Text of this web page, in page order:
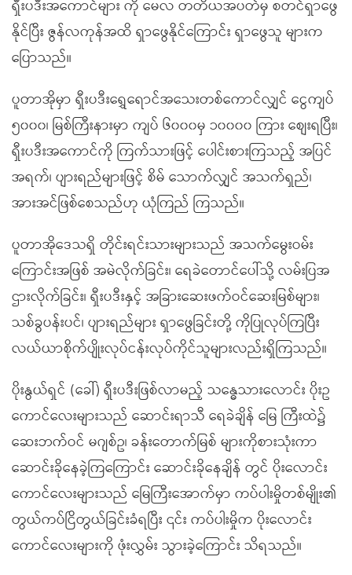
ရှီးပဒီးအကောင်များ ကို မေလ တတိယအပတ်မှ စတင်ရှာဖွေ
နိုင်ပြီး ဇွန်လကုန်အထိ ရှာဖွေနိုင်ကြောင်း ရှာဖွေသူ များက
ပြောသည်။
ပူတာအိုမှာ ရှီးပဒီးရွှေရောင်အသေးတစ်ကောင်လျှင် ငွေကျပ်
၅၀၀၀၊ မြစ်ကြီးနားမှာ ကျပ် ၆၀၀၀မှ ၁၀၀၀၀ ကြား စျေးရပြီး၊
ရှီးပဒီးအကောင်ကို ကြက်သားဖြင့် ပေါင်းစားကြသည့် အပြင်
အရက်၊ ပျားရည်များဖြင့် စိမ် သောက်လျှင် အသက်ရှည်၊
အားအင်ဖြစ်စေသည်ဟု ယုံကြည် ကြသည်။
ပူတာအိုဒေသရှိ တိုင်းရင်းသားများသည် အသက်မွေးဝမ်း
ကြောင်းအဖြစ် အမဲလိုက်ခြင်း၊ ရေခဲတောင်ပေါ်သို့ လမ်းပြအ
ဌားလိုက်ခြင်း၊ ရှီးပဒီးနှင့် အခြားဆေးဖက်ဝင်ဆေးမြစ်များ၊
သစ်ခွပန်းပင်၊ ပျားရည်များ ရှာဖွေခြင်းတို့ ကိုပြုလုပ်ကြပြီး
လယ်ယာစိုက်ပျိုးလုပ်ငန်းလုပ်ကိုင်သူများလည်းရှိကြသည်။
ပိုးနွယ်ရှင် (ခေါ်) ရှီးပဒီးဖြစ်လာမည့် သန္ဓေသားလောင်း ပိုးဥ
ကောင်လေးများသည် ဆောင်းရာသီ ရေခဲချိန် မြေ ကြီးထဲ၌
ဆေးဘက်ဝင် မဂျစ်ဥ၊ ခန်းတောက်မြစ် များကိုစားသုံးကာ
ဆောင်းခိုနေခဲ့ကြကြောင်း ဆောင်းခိုနေချိန် တွင် ပိုးလောင်း
ကောင်လေးများသည် မြေကြီးအောက်မှာ ကပ်ပါးမှိုတစ်မျိုး၏
တွယ်ကပ်ငြိတွယ်ခြင်းခံရပြီး ၎င်း ကပ်ပါးမှိုက ပိုးလောင်း
ကောင်လေးများကို ဖုံးလွှမ်း သွားခဲ့ကြောင်း သိရသည်။